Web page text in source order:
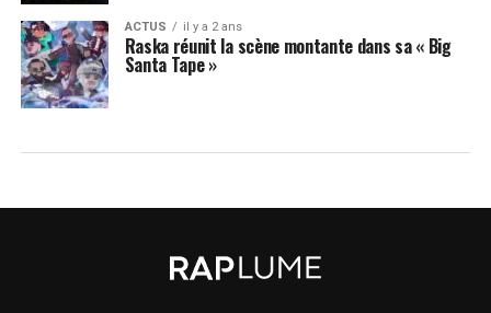
ACTUS il y a 2 ans
Raska réunit la scène montante dans sa « Big
Santa Tape »